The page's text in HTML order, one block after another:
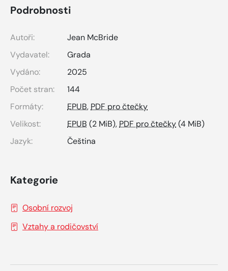
Podrobnosti
Autoři:
Jean McBride
Vydavatel:
Grada
Vydáno:
2025
Počet stran:
144
Formáty:
EPUB, PDF pro čtečky
Velikost:
EPUB (2 MiB), PDF pro čtečky(4 MiB)
Jazyk:
Čeština
Kategorie
Osobní rozvoj
Vztahy a rodičovství